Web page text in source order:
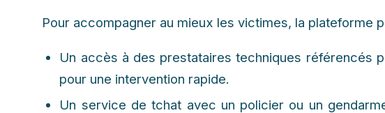
Pour accompagner au mieux les victimes, la plateforme
Un accès à des prestataires techniques référencés
pour une intervention rapide.
Un service de tchat avec un policier ou un